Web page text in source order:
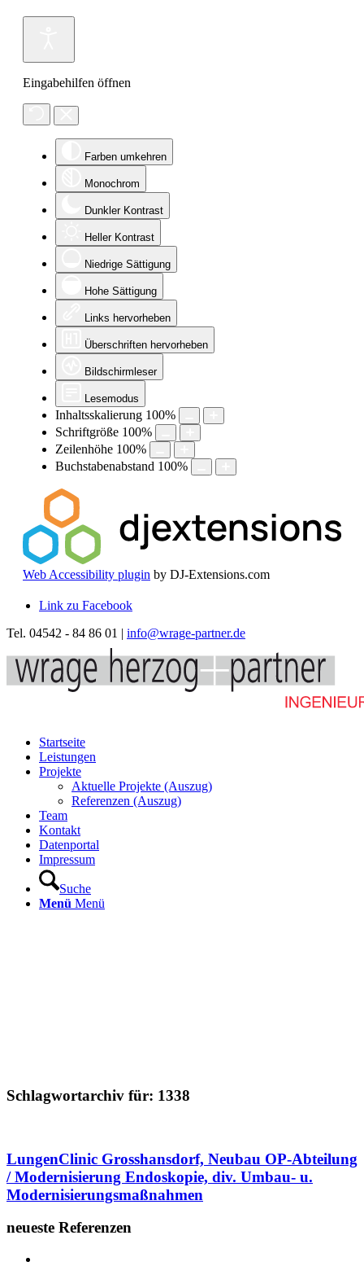
Eingabehilfen öffnen
Farben umkehren
Monochrom
Dunkler Kontrast
Heller Kontrast
Niedrige Sättigung
Hohe Sättigung
Links hervorheben
Überschriften hervorheben
Bildschirmleser
Lesemodus
Inhaltsskalierung 100%
Schriftgröße 100%
Zeilenhöhe 100%
Buchstabenabstand 100%
Web Accessibility plugin by DJ-Extensions.com
Link zu Facebook
Tel. 04542 - 84 86 01 | info@wrage-partner.de
Startseite
Leistungen
Projekte
Aktuelle Projekte (Auszug)
Referenzen (Auszug)
Team
Kontakt
Datenportal
Impressum
Suche
Menü Menü
Schlagwortarchiv für: 1338
LungenClinic Grosshansdorf, Neubau OP-Abteilung
/ Modernisierung Endoskopie, div. Umbau- u.
Modernisierungsmaßnahmen
neueste Referenzen